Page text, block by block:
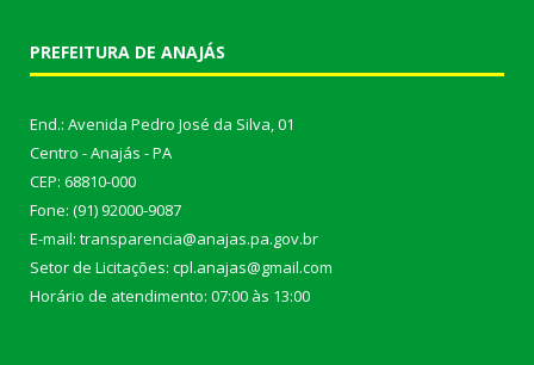
PREFEITURA DE ANAJÁS
End.: Avenida Pedro José da Silva, 01
Centro - Anajás - PA
CEP: 68810-000
Fone: (91) 92000-9087
E-mail: transparencia@anajas.pa.gov.br
Setor de Licitações: cpl.anajas@gmail.com
Horário de atendimento: 07:00 às 13:00